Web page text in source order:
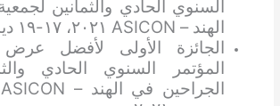
السنوي الحادي والثمانين
الهند – ASICON ٢٠٢١، ١٧-١٩ ديسمبر ٢٠٢١
الجائزة الأولى لأفضل
المؤتمر السنوي الحادي